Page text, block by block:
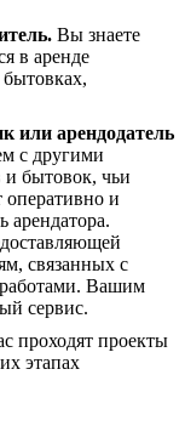
Вы знаете
в аренде
или арендодатель
с другими
и бытовок, чьи
оперативно и
арендатора.
связанных с
Вашим
сервис.
проходят проекты
этапах